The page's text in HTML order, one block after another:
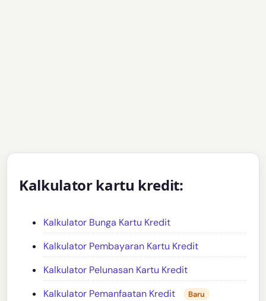
Kalkulator kartu kredit:
Kalkulator Bunga Kartu Kredit
Kalkulator Pembayaran Kartu Kredit
Kalkulator Pelunasan Kartu Kredit
Kalkulator Pemanfaatan Kredit
Baru